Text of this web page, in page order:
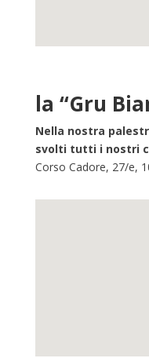
la “Gru
Nella nostra
svolti tutti i nostri
Corso Cadore, 27/e,